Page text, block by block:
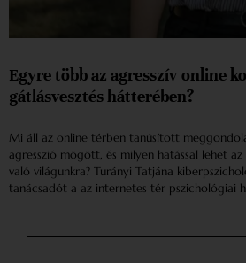
Egyre több az agresszív online
gátlásvesztés hátterében?
Mi áll az online térben tanúsított
agresszió mögött, és milyen hatással lehet
való világunkra? Turányi Tatjána
tanácsadót a az internetes tér pszichológiai